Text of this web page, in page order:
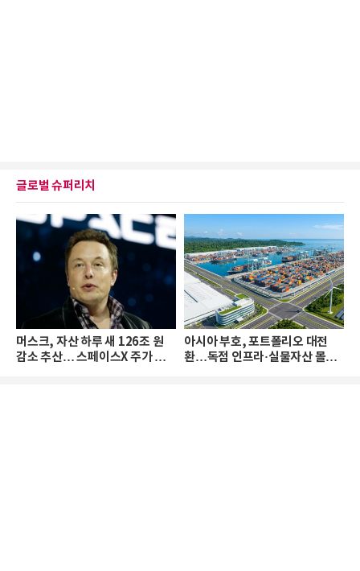
글로벌 슈퍼리치
머스크, 자산 하루 새 126조 원
감소 추산… 스페이스X 주가 하
아시아 부호, 포트폴리오 대전
환…독점 인프라·실물자산 몰린